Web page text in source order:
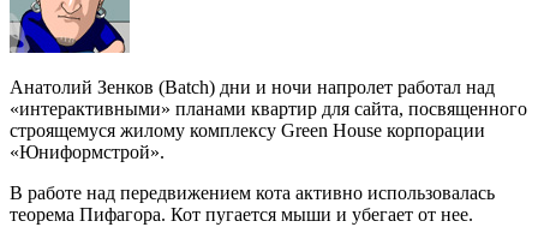
Анатолий Зенков (Batch) дни и ночи напролет работал над
«интерактивными» планами квартир для сайта, посвященного
строящемуся жилому комплексу Green House корпорации
«Юниформстрой».
В работе над передвижением кота активно использовалась
теорема Пифагора. Кот пугается мыши и убегает от нее.